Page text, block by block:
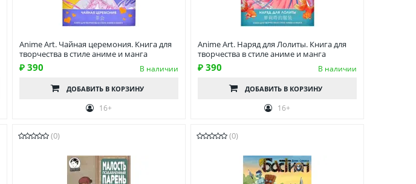
Anime Art. Чайная церемония. Книга для
творчества в стиле аниме и манга
₽ 390 В наличии
ДОБАВИТЬ В КОРЗИНУ
16+
Anime Art. Наряд для Лолиты. Книга для
творчества в стиле аниме и манга
₽ 390 В наличии
ДОБАВИТЬ В КОРЗИНУ
16+
(0) (0)